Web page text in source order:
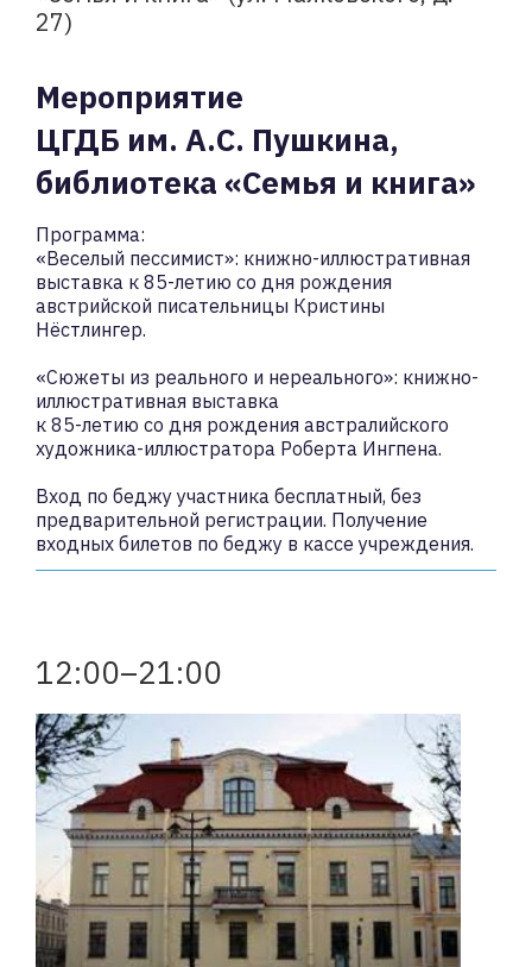
27)
Мероприятие
ЦГДБ им. А.С. Пушкина,
библиотека «Семья и книга»
Программа:
«Веселый пессимист»: книжно-иллюстративная
выставка к 85-летию со дня рождения
австрийской писательницы Кристины
Нёстлингер.
«Сюжеты из реального и нереального»: книжно-
иллюстративная выставка
к 85-летию со дня рождения австралийского
художника-иллюстратора Роберта Ингпена.
Вход по беджу участника бесплатный, без
предварительной регистрации. Получение
входных билетов по беджу в кассе учреждения.
12:00–21:00